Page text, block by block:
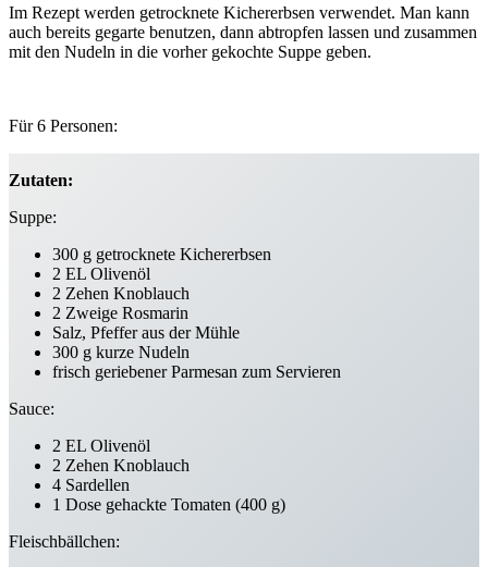
Im Rezept werden getrocknete Kichererbsen verwendet. Man kann
auch bereits gegarte benutzen, dann abtropfen lassen und zusammen
mit den Nudeln in die vorher gekochte Suppe geben.
Für 6 Personen:
Zutaten:
Suppe:
300 g getrocknete Kichererbsen
2 EL Olivenöl
2 Zehen Knoblauch
2 Zweige Rosmarin
Salz, Pfeffer aus der Mühle
300 g kurze Nudeln
frisch geriebener Parmesan zum Servieren
Sauce:
2 EL Olivenöl
2 Zehen Knoblauch
4 Sardellen
1 Dose gehackte Tomaten (400 g)
Fleischbällchen: